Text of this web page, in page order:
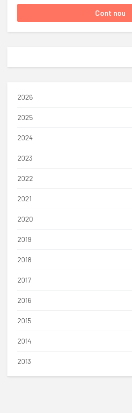
2026
2025
2024
2023
2022
2021
2020
2019
2018
2017
2016
2015
2014
2013